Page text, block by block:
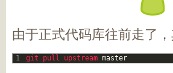
由于正式代码库往前走了
1 git pull upstream master